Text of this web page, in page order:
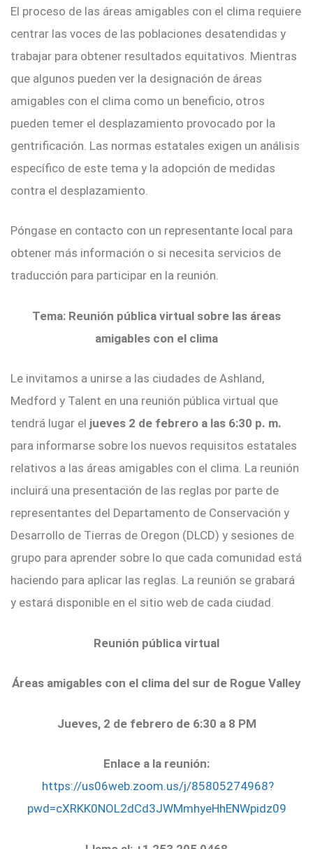
El proceso de las áreas amigables con el clima requiere
centrar las voces de las poblaciones desatendidas y
trabajar para obtener resultados equitativos. Mientras
que algunos pueden ver la designación de áreas
amigables con el clima como un beneficio, otros
pueden temer el desplazamiento provocado por la
gentrificación. Las normas estatales exigen un análisis
específico de este tema y la adopción de medidas
contra el desplazamiento.
Póngase en contacto con un representante local para
obtener más información o si necesita servicios de
traducción para participar en la reunión.
Tema: Reunión pública virtual sobre las áreas
amigables con el clima
Le invitamos a unirse a las ciudades de Ashland,
Medford y Talent en una reunión pública virtual que
tendrá lugar el jueves 2 de febrero a las 6:30 p. m.
para informarse sobre los nuevos requisitos estatales
relativos a las áreas amigables con el clima. La reunión
incluirá una presentación de las reglas por parte de
representantes del Departamento de Conservación y
Desarrollo de Tierras de Oregon (DLCD) y sesiones de
grupo para aprender sobre lo que cada comunidad está
haciendo para aplicar las reglas. La reunión se grabará
y estará disponible en el sitio web de cada ciudad.
Reunión pública virtual
Áreas amigables con el clima del sur de Rogue Valley
Jueves, 2 de febrero de 6:30 a 8 PM
Enlace a la reunión:
https://us06web.zoom.us/j/85805274968?
pwd=cXRKK0NOL2dCd3JWMmhyeHhENWpidz09